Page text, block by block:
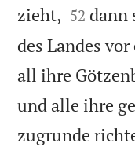
zieht, 

52 dann
des Landes
all ihre
und alle ihre
zugrunde